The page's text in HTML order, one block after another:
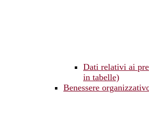
Dati relativi ai
in tabelle)
Benessere